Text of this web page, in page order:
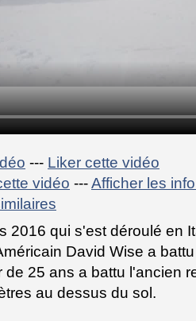
--- Liker cette vidéo
vidéo ---Afficher les
2016 qui s'est déroulé en
David Wise a
de 25 ans a battu l'ancien
au dessus du sol.